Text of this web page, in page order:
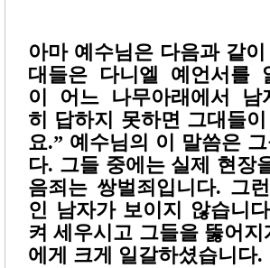
아마 예수님은 다음과 같
대들은 다니엘 예언서를
이 어느 나무아래에서
히 답하지 못하면 그대들
요.” 예수님의 이 말씀은
다. 그들 중에는 실제 현장
음죄는 쌍벌죄입니다. 그
인 남자가 보이지 않습니
켜 세우시고 그들을 뚫어
에게 크게 일갈하셨습니다.